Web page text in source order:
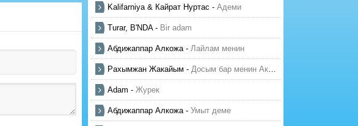
Kalifarniya & Кайрат Нуртас - Адеми
Turar, B'NDA- Bir adam
Абдижаппар Алкожа- Лайлам менин
Рахымжан Жакайым - Досым бар менин Актауда
Adam - Журек
Абдижаппар Алкожа- Умыт деме